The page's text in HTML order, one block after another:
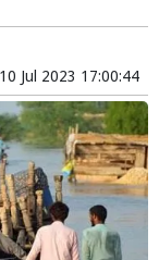
10 Jul 2023 17:00:44